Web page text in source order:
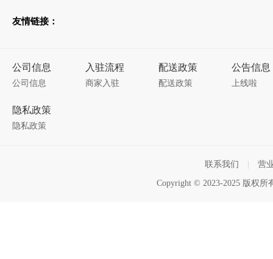
友情链接：
公司信息
公司信息
入驻流程
商家入驻
配送政策
配送政策
公告信息
上线啦
隐私政策
隐私政策
联系我们 营
Copyright © 2023-2025 版权所